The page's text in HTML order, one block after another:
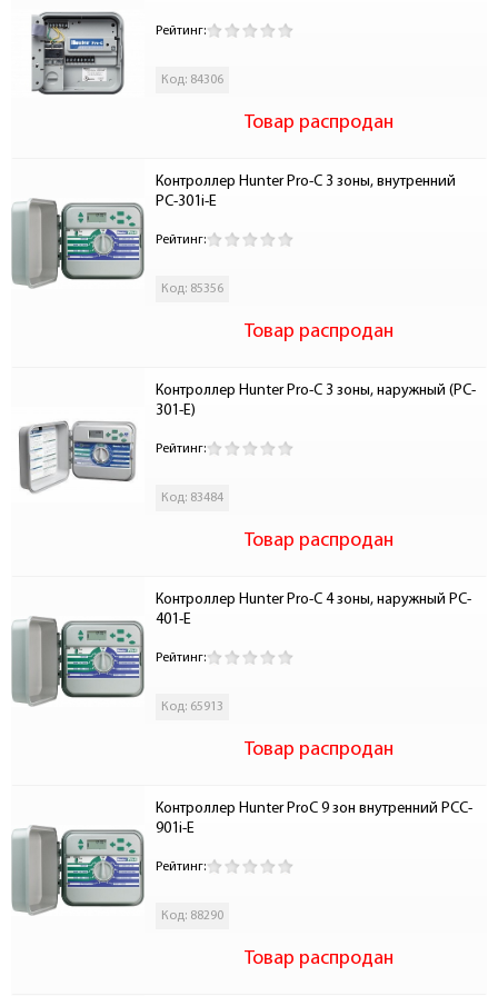
Рейтинг:
Код: 84306
Товар распродан
Контроллер Hunter Pro-C 3 зоны, внутренний
PC-301i-E
Рейтинг:
Код: 85356
Товар распродан
Контроллер Hunter Pro-C 3 зоны, наружный (PC-
301-E)
Рейтинг:
Код: 83484
Товар распродан
Контроллер Hunter Pro-C 4 зоны, наружный PC-
401-E
Рейтинг:
Код: 65913
Товар распродан
Контроллер Hunter ProC 9 зон внутренний PCC-
901i-E
Рейтинг:
Код: 88290
Товар распродан